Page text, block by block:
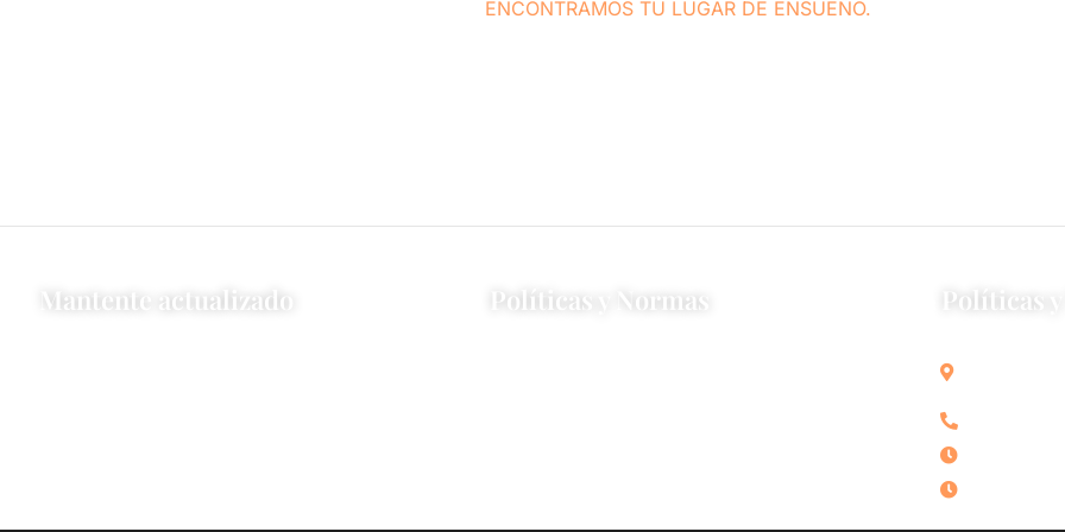
ENCONTRAMOS TU LUGAR DE ENSUEÑO.
Mantente actualizado Políticas y Normas Políticas